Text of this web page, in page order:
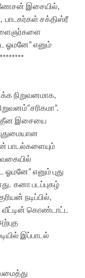
இசையில்,
, பாடகர்கள் சக்திஸ்ரீ
ஓமனே” எனும்
நிறுவனமாக,
“சரிகமா”.
இசையை
பாடல்களையும்
வகையில்
ஓமனே” எனும்புது
. கனாபடப்புகழ்
நடிப்பில்,
வீட்டின் கொண்டாட்ட
இப்பாடல்